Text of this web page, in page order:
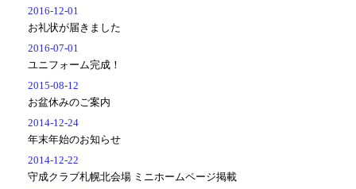
2016-12-01
お礼状が届きました
2016-07-01
ユニフォーム完成！
2015-08-12
お盆休みのご案内
2014-12-24
年末年始のお知らせ
2014-12-22
守成クラブ札幌北会場 ミニホームページ掲載